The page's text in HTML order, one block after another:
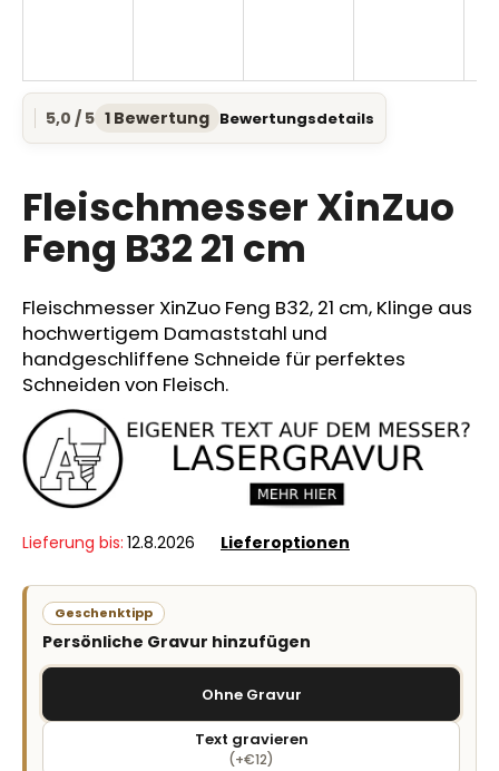
Die
durchschnittliche
ist
5,0
von
5
Sternen.
5,0 / 5 1 Bewertung Bewertungsdetails
Fleischmesser XinZuo
Feng B32 21 cm
Fleischmesser XinZuo Feng B32, 21 cm, Klinge aus
hochwertigem Damaststahl und
handgeschliffene Schneide für perfektes
Schneiden von Fleisch.
Lieferung bis: 12.8.2026 Lieferoptionen
Geschenktipp
Persönliche Gravur hinzufügen
Ohne Gravur
Text gravieren
(+€12)
SUCHEN
r
e
p
f
e
h
e
n